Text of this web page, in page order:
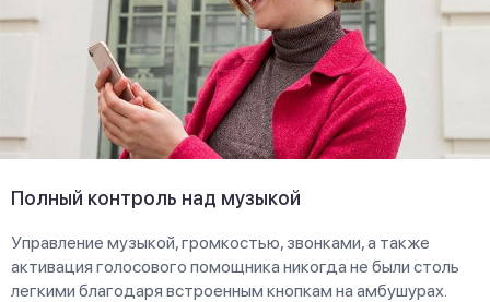
Полный контроль над музыкой
Управление музыкой, громкостью, звонками, а также
активация голосового помощника никогда не были столь
легкими благодаря встроенным кнопкам на амбушурах.